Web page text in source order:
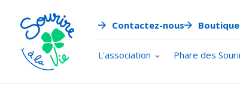
Contactez-nous
L'association Phare des